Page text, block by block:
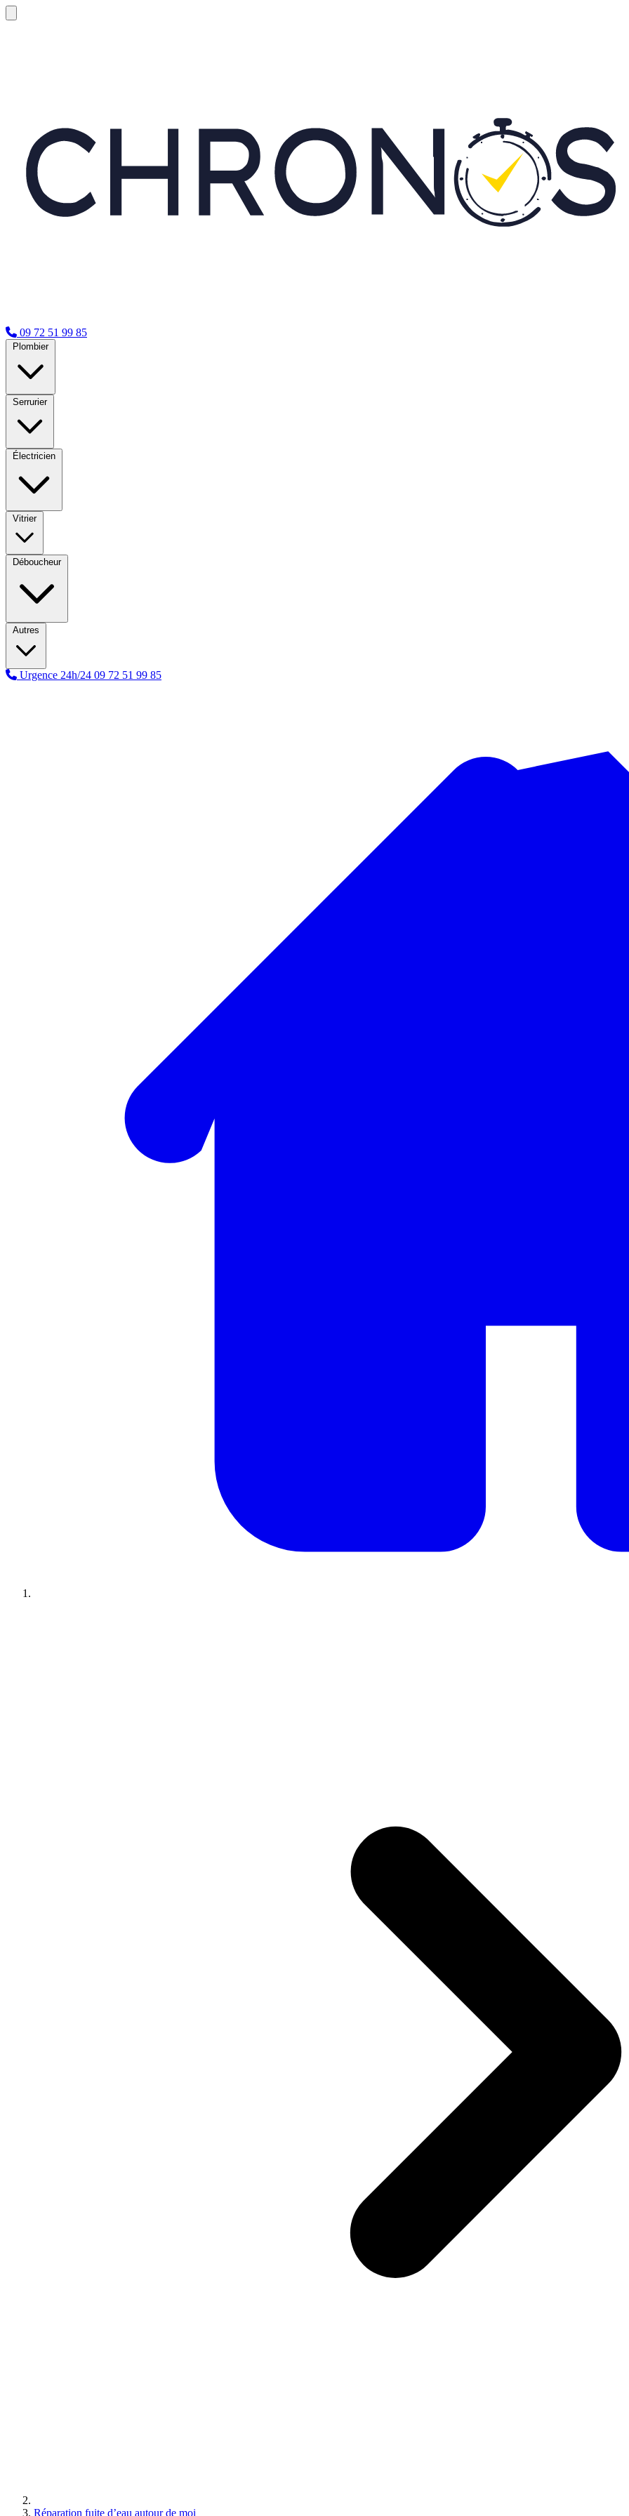
09 72 51 99 85
Plombier
Serrurier
Électricien
Vitrier
Déboucheur
Autres
Urgence 24h/24 09 72 51 99 85
Réparation fuite d’eau autour de moi